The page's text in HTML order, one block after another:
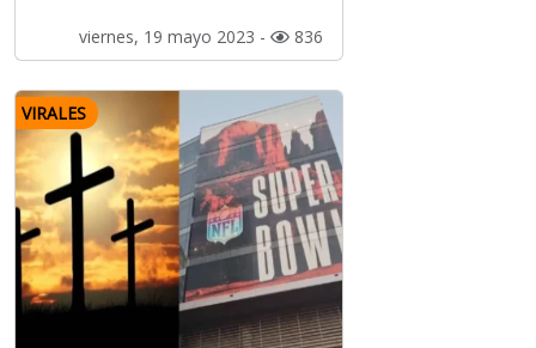
viernes, 19 mayo 2023 - 836
VIRALES